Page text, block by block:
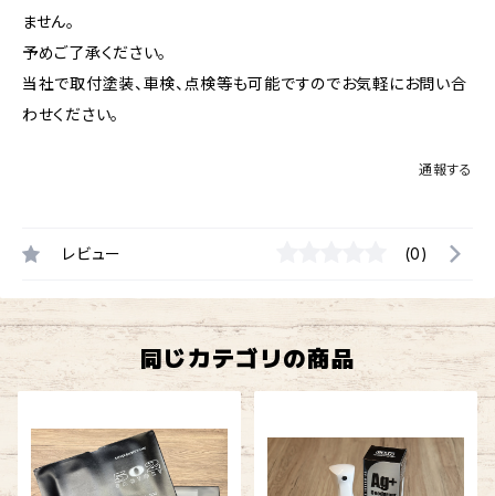
ません。
予めご了承ください。
当社で取付塗装、車検、点検等も可能ですのでお気軽にお問い合
わせください。
通報する
レビュー (0)
同じカテゴリの商品